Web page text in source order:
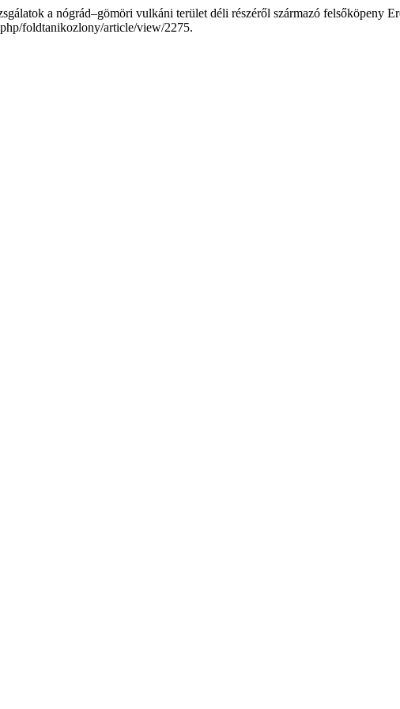
a nógrád–gömöri vulkáni terület déli részéről származó felsőköpeny
foldtanikozlony/article/view/2275.